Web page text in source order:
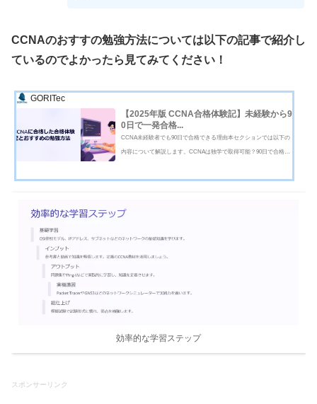
CCNAのおすすの勉強方法については以下の記事で紹介し
ているのでよかったら見てみてください！
GORITec
【2025年版 CCNA合格体験記】未経験から9
0日で一発合格...
CCNA未経験者でも90日で合格できる理由本セクションでは以下の
内容について解説します。CCNAは独学で取得可能？90日で合格で
でも独学で取得可能です。ただし、計画的な学習と実践的な演習が
効率的な学習ステップ
スポンサーリンク